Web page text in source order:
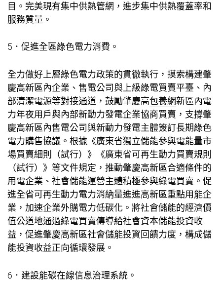
目。完美現有集中供熱管網，進步集中供熱覆蓋率和
服務質量。
5．促進全區綠色電力消費。
全力做好上層綠色電力政策的貫徹執行，摸索構建肇
慶高新區內企業、售電公司與上級綠電買賣平臺、內
部清潔電源等對接通道，鼓勵肇慶高包養網新區內電
力年夜用戶與內部新動力發電企業協商買賣，支撐肇
慶高新區內售電公司與新動力發電主體簽訂長期綠色
電力購售協議。根據《廣東省獨立儲能參與電能量市
場買賣細則（試行）》《廣東省可再生動力買賣規則
（試行）》等文件規定，推動肇慶高新區合適條件的
用電企業、社會儲能運營主體積極參與綠電買賣。促
進全省可再生動力電力消納量進進高新區重點用能企
業，加速企業外購電力低碳化。將社會儲能的經濟價
值公道地通過綠電買賣傳導給社會資本儲能投資收
益，促進肇慶高新區社會儲能投資回饋力度，構成儲
能投資收益正向循環發展。
6．建設能碳在線信息治理系統。